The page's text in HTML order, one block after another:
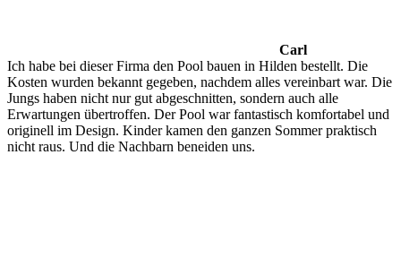
Carl
Ich habe bei dieser Firma den Pool bauen in Hilden bestellt. Die
Kosten wurden bekannt gegeben, nachdem alles vereinbart war. Die
Jungs haben nicht nur gut abgeschnitten, sondern auch alle
Erwartungen übertroffen. Der Pool war fantastisch komfortabel und
originell im Design. Kinder kamen den ganzen Sommer praktisch
nicht raus. Und die Nachbarn beneiden uns.